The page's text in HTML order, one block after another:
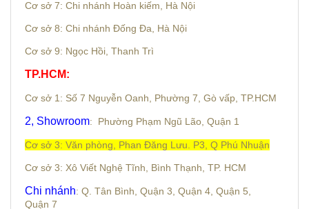
Cơ sở 7: Chi nhánh Hoàn kiếm, Hà Nội
Cơ sở 8: Chi nhánh Đống Đa, Hà Nội
Cơ sở 9: Ngọc Hồi, Thanh Trì
TP.HCM:
Cơ sở 1: Số 7 Nguyễn Oanh, Phường 7, Gò vấp, TP.HCM
2, Showroom: Phường Phạm Ngũ Lão, Quận 1
Cơ sở 3: Văn phòng, Phan Đăng Lưu. P3, Q Phú Nhuận
Cơ sở 3: Xô Viết Nghệ Tĩnh, Bình Thạnh, TP. HCM
Chi nhánh: Q. Tân Bình, Quận 3, Quận 4, Quận 5,
Quận 7